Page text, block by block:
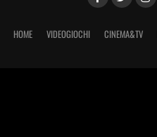
HOME VIDEOGIOCHI CINEMA&TV